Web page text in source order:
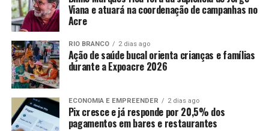
Viana e atuará na coordenação de campanhas no
Acre
RIO BRANCO 2 dias ago
Ação de saúde bucal orienta crianças e famílias
durante a Expoacre 2026
ECONOMIA E EMPREENDER 2 dias ago
Pix cresce e já responde por 20,5% dos
pagamentos em bares e restaurantes